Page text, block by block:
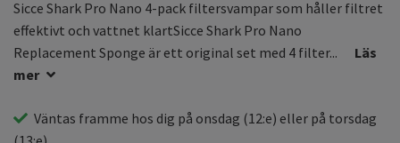
Sicce Shark Pro Nano 4-pack filtersvampar som håller filtret
effektivt och vattnet klartSicce Shark Pro Nano
Replacement Sponge är ett original set med 4 filter...
Läs
mer
Väntas framme hos dig på onsdag (12:e) eller på torsdag